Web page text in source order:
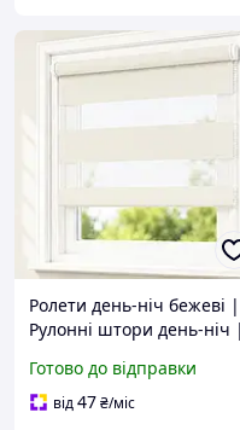
Ролети день-ніч бежеві |
Рулонні штори день-ніч |
квартири, будинку, офісу
та магазину
Готово до відправки
від47₴/міс